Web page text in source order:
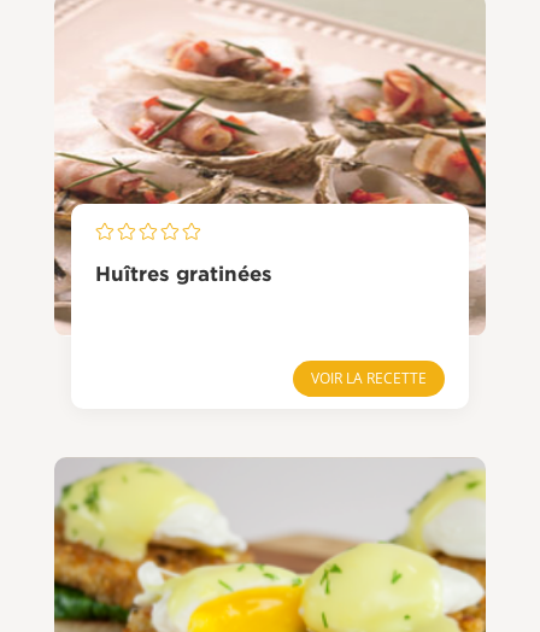
Huîtres gratinées
VOIR LA RECETTE